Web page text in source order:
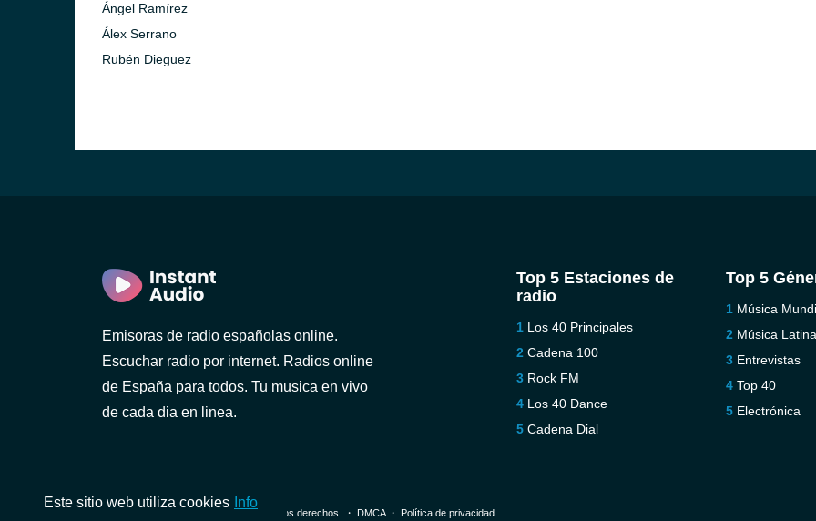
Ángel Ramírez
Álex Serrano
Rubén Dieguez
Emisoras de radio españolas online.
Escuchar radio por internet. Radios online
de España para todos. Tu musica en vivo
de cada dia en linea.
Top 5 Estaciones de
radio
Los 40 Principales
Cadena 100
Rock FM
Los 40 Dance
Cadena Dial
Top 5
Música
Música Latina
Entrevistas
Top 40
Electrónica
© 2026 InstantAudio. Reservados todos los derechos. ・ DMCA・ Política de privacidad
Este sitio web utiliza cookies Info